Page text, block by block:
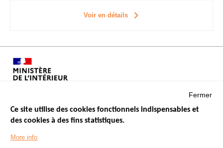
Voir en détails
Menu
Footer
LES SITES PUBLICS
Fermer
Ce site utilise des cookies fonctionnels indispensables et
des cookies à des fins statistiques.
More info